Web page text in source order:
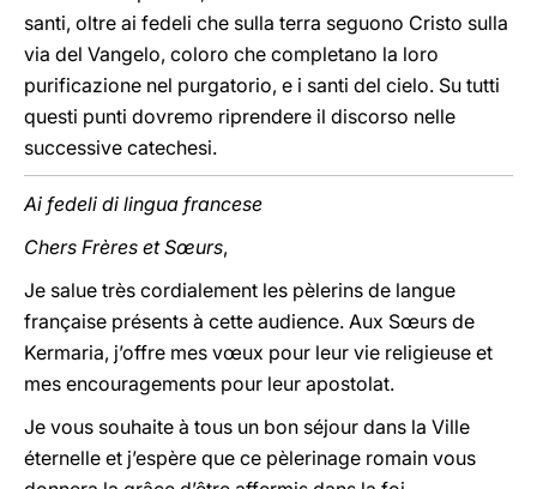
santi, oltre ai fedeli che sulla terra seguono Cristo sulla
via del Vangelo, coloro che completano la loro
purificazione nel purgatorio, e i santi del cielo. Su tutti
questi punti dovremo riprendere il discorso nelle
successive catechesi.
Ai fedeli di lingua francese
Chers Frères et Sœurs,
Je salue très cordialement les pèlerins de langue
française présents à cette audience. Aux Sœurs de
Kermaria, j’offre mes vœux pour leur vie religieuse et
mes encouragements pour leur apostolat.
Je vous souhaite à tous un bon séjour dans la Ville
éternelle et j’espère que ce pèlerinage romain vous